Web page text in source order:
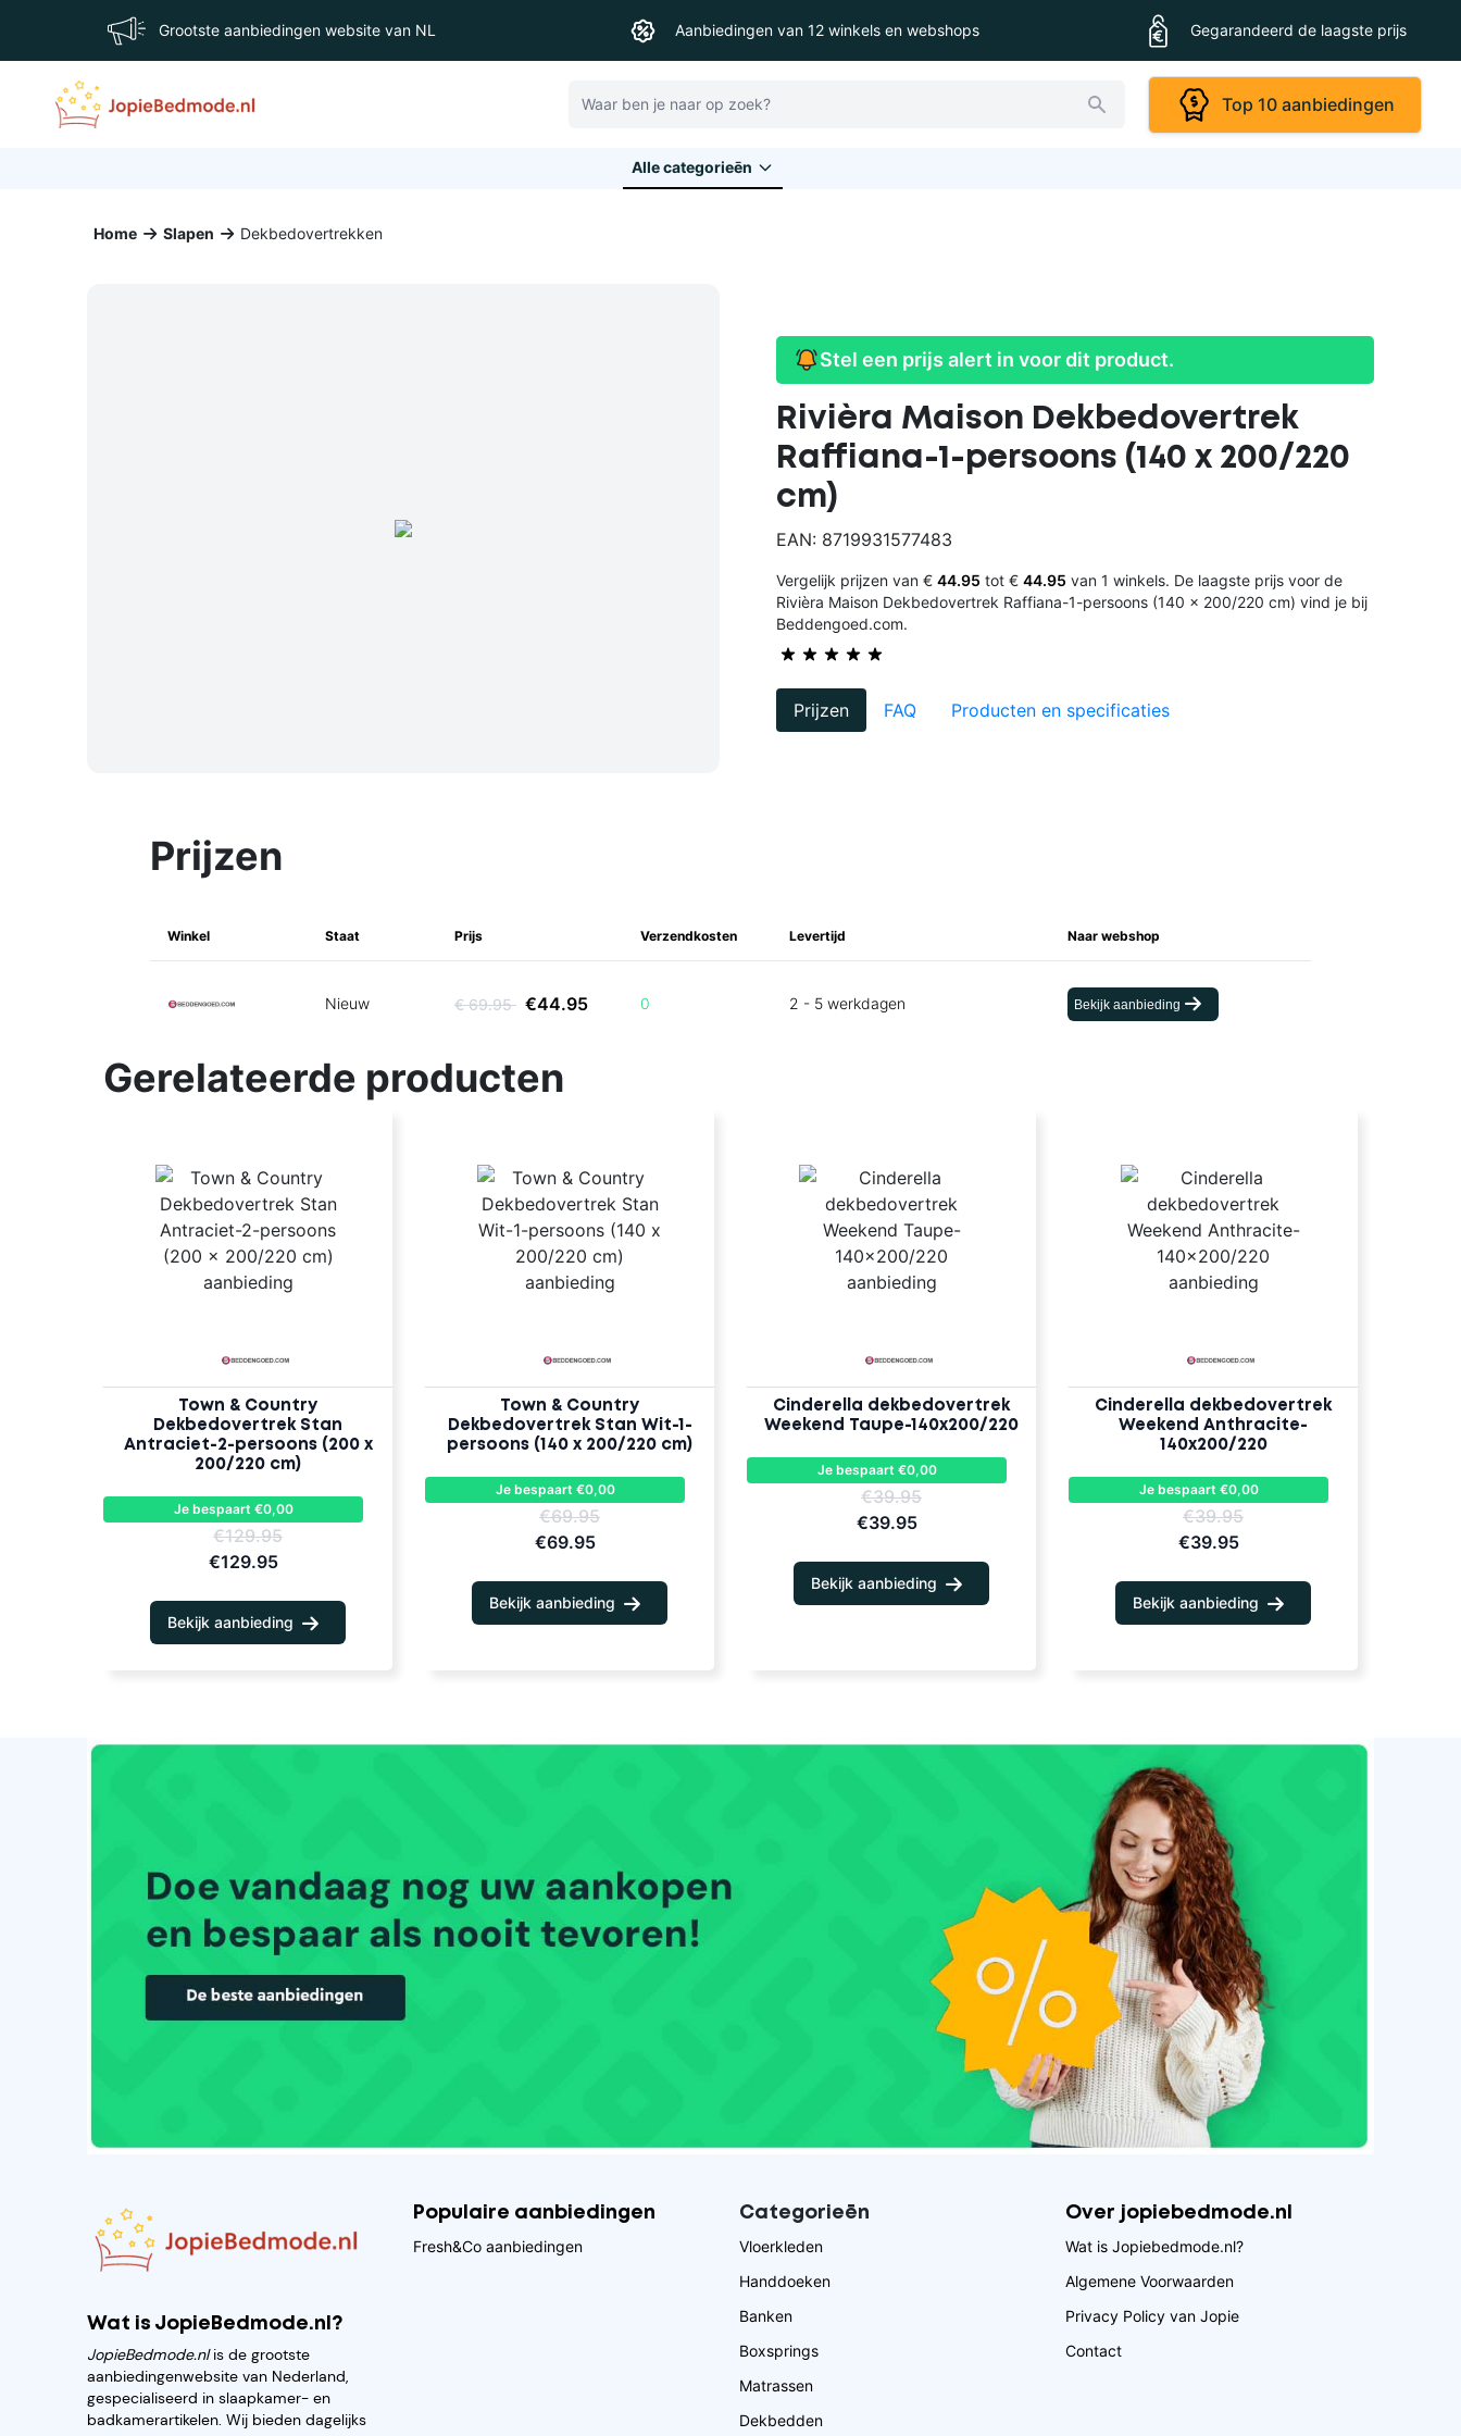
Grootste aanbiedingen website van NL Aanbiedingen van 12 winkels en webshops Gegarandeerd de laagste prijs
Zoeken
Top 10 aanbiedingen
Alle categorieēn
Home Slapen Dekbedovertrekken
Stel een prijs alert in voor dit product.
Rivièra Maison Dekbedovertrek
Raffiana-1-persoons (140 x 200/220
cm)
EAN: 8719931577483
Vergelijk prijzen van € 44.95 tot € 44.95 van 1 winkels. De laagste prijs voor de
Rivièra Maison Dekbedovertrek Raffiana-1-persoons (140 x 200/220 cm) vind je bij
Beddengoed.com.
Prijzen FAQ Producten en specificaties
Prijzen
Winkel Staat Prijs Verzendkosten Levertijd Naar webshop
Nieuw € 69.95 €44.95 0 2 - 5 werkdagen Bekijk aanbieding
Gerelateerde producten
Town & Country
Dekbedovertrek Stan
Antraciet-2-persoons (200 x
200/220 cm)
Je bespaart €0,00
€129.95
€129.95
Bekijk aanbieding
Town & Country
Dekbedovertrek Stan Wit-1-
persoons (140 x 200/220 cm)
Je bespaart €0,00
€69.95
€69.95
Bekijk aanbieding
Cinderella dekbedovertrek
Weekend Taupe-140x200/220
Je bespaart €0,00
€39.95
€39.95
Bekijk aanbieding
Cinderella dekbedovertrek
Weekend Anthracite-
140x200/220
Je bespaart €0,00
€39.95
€39.95
Bekijk aanbieding
Wat is JopieBedmode.nl?
JopieBedmode.nlis de grootste
aanbiedingenwebsite van Nederland,
gespecialiseerd in slaapkamer- en
badkamerartikelen. Wij bieden dagelijks
Populaire aanbiedingen
Fresh&Co aanbiedingen
Categorieēn
Vloerkleden
Handdoeken
Banken
Boxsprings
Matrassen
Dekbedden
Over jopiebedmode.nl
Wat is Jopiebedmode.nl?
Algemene Voorwaarden
Privacy Policy van Jopie
Contact